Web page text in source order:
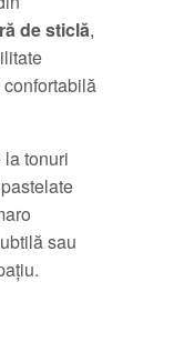
de sticlă,
tonuri
sau